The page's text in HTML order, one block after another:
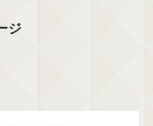
ジ